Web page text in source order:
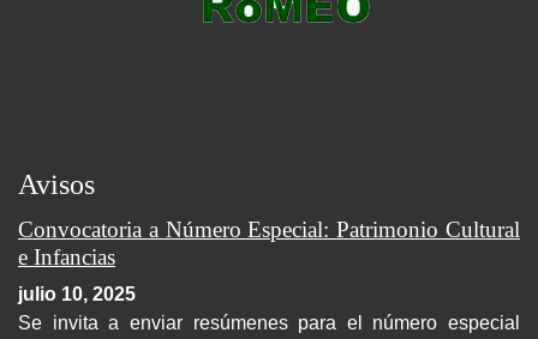
Avisos
Convocatoria a Número Especial: Patrimonio Cultural
e Infancias
julio 10, 2025
Se invita a enviar resúmenes para el número especial